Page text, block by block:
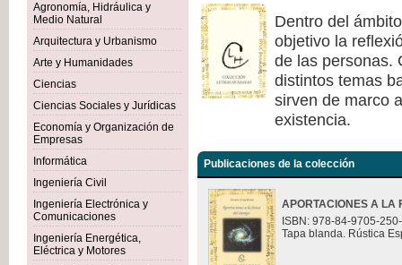
Agronomía, Hidráulica y
Medio Natural
Arquitectura y Urbanismo
Arte y Humanidades
Ciencias
Ciencias Sociales y Jurídicas
Economía y Organización de
Empresas
Informática
Ingeniería Civil
Ingeniería Electrónica y
Comunicaciones
Ingeniería Energética,
Eléctrica y Motores
Dentro del
objetivo la
de las personas.
distintos temas
sirven de marco
existencia.
Publicaciones de la colección
APORTACIONES A LA
ISBN: 978-84-9705-
Tapa blanda. Rústica